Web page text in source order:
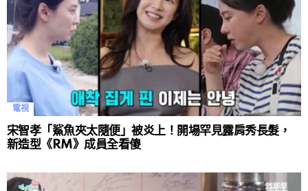
電視
宋智孝「鯊魚夾太隨便」被炎上！開場罕見露肩秀長髮，
新造型《RM》成員全看傻